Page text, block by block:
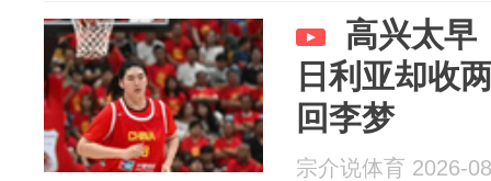
高兴太早
日利亚却收
回李梦
宗介说体育 2026-